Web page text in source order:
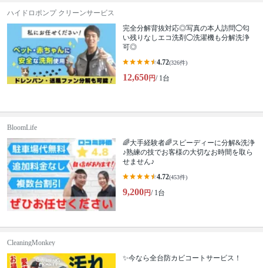
ハイドロポンプ クリーンサービス
完全分解背抜対応◎写真の本人訪問◯匂
い残りなしエコ洗剤◯洗濯機も分解洗浄
可◎
4.72(326件)
12,650円/ 1台
BloomLife
🌈大手経験者🌈スピーディーに分解&洗浄
♪熟練の技でお客様の大切なお時間を取ら
せません♪
4.72(453件)
9,200円/ 1台
CleaningMonkey
✨今なら全台防カビコートサービス！